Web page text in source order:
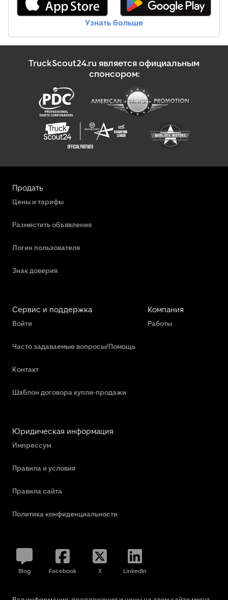
Узнать больше
TruckScout24.ru является официальным
спонсором:
Продать
Цены и тарифы
Разместить объявления
Логин пользователя
Знак доверия
Сервис и поддержка
Войти
Часто задаваемые вопросы/Помощь
Контакт
Шаблон договора купли-продажи
Компания
Работы
Юридическая информация
Импрессум
Правила и условия
Правила сайта
Политика конфиденциальности
Blog Facebook X LinkedIn